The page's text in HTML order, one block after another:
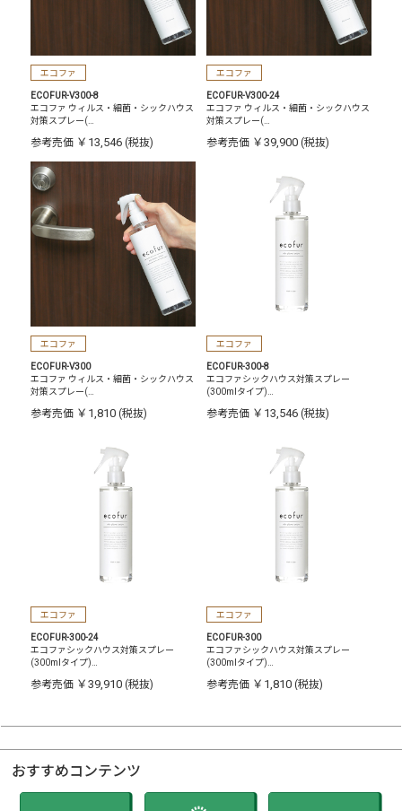
エコファ
ECOFUR-V300-8
エコファ ウィルス・細菌・シックハウス
対策スプレー(…
参考売価 ￥13,546 (税抜)
エコファ
ECOFUR-V300-24
エコファ ウィルス・細菌・シックハウス
対策スプレー(…
参考売価 ￥39,900 (税抜)
エコファ
ECOFUR-V300
エコファ ウィルス・細菌・シックハウス
対策スプレー(…
参考売価 ￥1,810 (税抜)
エコファ
ECOFUR-300-8
エコファシックハウス対策スプレー
(300mlタイプ)…
参考売価 ￥13,546 (税抜)
エコファ
ECOFUR-300-24
エコファシックハウス対策スプレー
(300mlタイプ)…
参考売価 ￥39,910 (税抜)
エコファ
ECOFUR-300
エコファシックハウス対策スプレー
(300mlタイプ)…
参考売価 ￥1,810 (税抜)
おすすめコンテンツ